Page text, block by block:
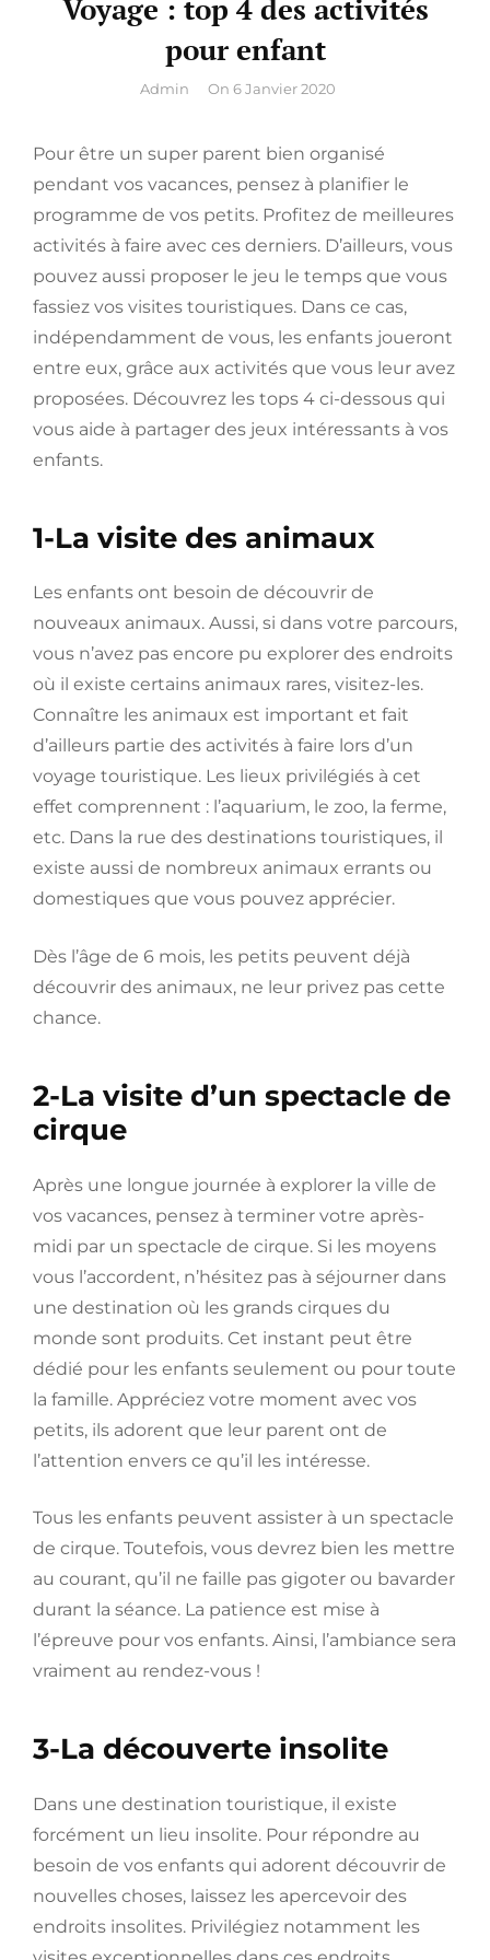
Voyage : top 4 des activités
pour enfant
By
Admin On 6 Janvier 2020
Pour être un super parent bien organisé
pendant vos vacances, pensez à planifier le
programme de vos petits. Profitez de meilleures
activités à faire avec ces derniers. D’ailleurs, vous
pouvez aussi proposer le jeu le temps que vous
fassiez vos visites touristiques. Dans ce cas,
indépendamment de vous, les enfants joueront
entre eux, grâce aux activités que vous leur avez
proposées. Découvrez les tops 4 ci-dessous qui
vous aide à partager des jeux intéressants à vos
enfants.
1-La visite des animaux
Les enfants ont besoin de découvrir de
nouveaux animaux. Aussi, si dans votre parcours,
vous n’avez pas encore pu explorer des endroits
où il existe certains animaux rares, visitez-les.
Connaître les animaux est important et fait
d’ailleurs partie des activités à faire lors d’un
voyage touristique. Les lieux privilégiés à cet
effet comprennent : l’aquarium, le zoo, la ferme,
etc. Dans la rue des destinations touristiques, il
existe aussi de nombreux animaux errants ou
domestiques que vous pouvez apprécier.
Dès l’âge de 6 mois, les petits peuvent déjà
découvrir des animaux, ne leur privez pas cette
chance.
2-La visite d’un spectacle de
cirque
Après une longue journée à explorer la ville de
vos vacances, pensez à terminer votre après-
midi par un spectacle de cirque. Si les moyens
vous l’accordent, n’hésitez pas à séjourner dans
une destination où les grands cirques du
monde sont produits. Cet instant peut être
dédié pour les enfants seulement ou pour toute
la famille. Appréciez votre moment avec vos
petits, ils adorent que leur parent ont de
l’attention envers ce qu’il les intéresse.
Tous les enfants peuvent assister à un spectacle
de cirque. Toutefois, vous devrez bien les mettre
au courant, qu’il ne faille pas gigoter ou bavarder
durant la séance. La patience est mise à
l’épreuve pour vos enfants. Ainsi, l’ambiance sera
vraiment au rendez-vous !
3-La découverte insolite
Dans une destination touristique, il existe
forcément un lieu insolite. Pour répondre au
besoin de vos enfants qui adorent découvrir de
nouvelles choses, laissez les apercevoir des
endroits insolites. Privilégiez notamment les